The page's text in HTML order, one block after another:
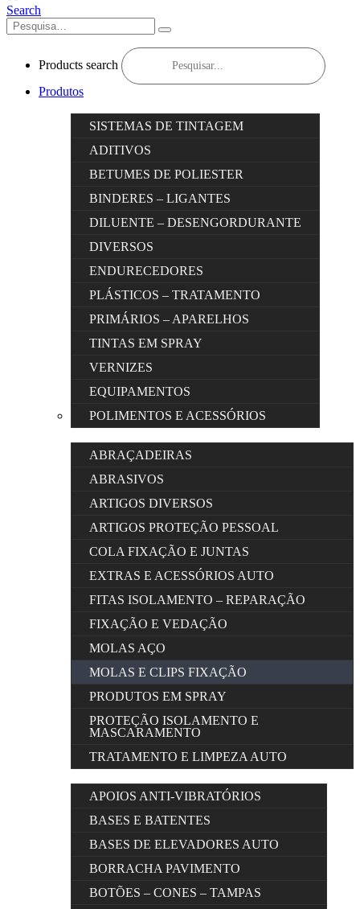
Search
Products search
Produtos
SISTEMAS DE TINTAGEM
ADITIVOS
BETUMES DE POLIESTER
BINDERES – LIGANTES
DILUENTE – DESENGORDURANTE
DIVERSOS
ENDURECEDORES
PLÁSTICOS – TRATAMENTO
PRIMÁRIOS – APARELHOS
TINTAS EM SPRAY
VERNIZES
EQUIPAMENTOS
POLIMENTOS E ACESSÓRIOS
ABRAÇADEIRAS
ABRASIVOS
ARTIGOS DIVERSOS
ARTIGOS PROTEÇÃO PESSOAL
COLA FIXAÇÃO E JUNTAS
EXTRAS E ACESSÓRIOS AUTO
FITAS ISOLAMENTO – REPARAÇÃO
FIXAÇÃO E VEDAÇÃO
MOLAS AÇO
MOLAS E CLIPS FIXAÇÃO
PRODUTOS EM SPRAY
PROTEÇÃO ISOLAMENTO E
MASCARAMENTO
TRATAMENTO E LIMPEZA AUTO
APOIOS ANTI-VIBRATÓRIOS
BASES E BATENTES
BASES DE ELEVADORES AUTO
BORRACHA PAVIMENTO
BOTÕES – CONES – TAMPAS